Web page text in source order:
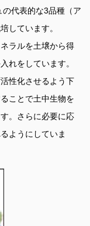
の代表的な3品種（ア
しています。
ラルを土壌から得
れをしています。
性化させるよう下
ことで土中生物を
。さらに必要に応
ようにしていま